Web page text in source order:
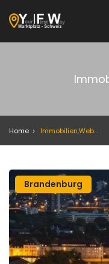
Home Immobilien,Webdesign
Brandenburg